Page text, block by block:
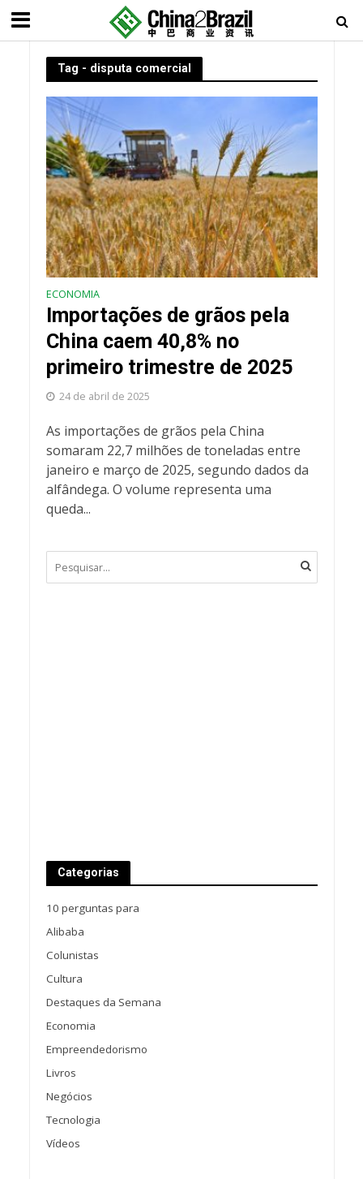
Tag - disputa comercial
ECONOMIA
Importações de grãos pela
China caem 40,8% no
primeiro trimestre de 2025
24 de abril de 2025
As importações de grãos pela China
somaram 22,7 milhões de toneladas entre
janeiro e março de 2025, segundo dados da
alfândega. O volume representa uma
queda...
Categorias
10 perguntas para
Alibaba
Colunistas
Cultura
Destaques da Semana
Economia
Empreendedorismo
Livros
Negócios
Tecnologia
Vídeos